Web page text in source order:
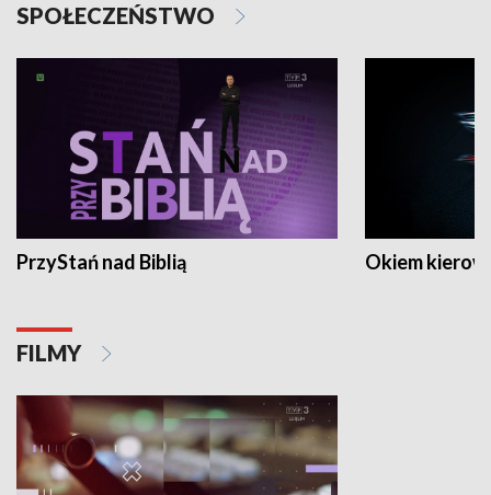
SPOŁECZEŃSTWO
PrzyStań nad Biblią Okiem
FILMY